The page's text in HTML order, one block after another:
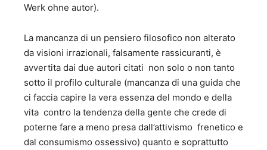
Governo” - Premio alla carriera al Premio internazionale di
passione della ragione” - Avagliano Editore - 2008; 7.
“Dall’impegno al distacco” - Avagliano Editore - 2007; 8.
“Casta Italia” - Avagliano Editore - 2009; 9. “Nessun
dorma” - Avagliano Editore - 2010; 10. “Le luci spente
dell’illuminismo” - Avagliano Editore - 2010; 11. “La forza e
la frode” –Avagliano Editore 2012 12. “Il dispotismo
indulgente” – Avagliano Editore - 2013 13. “EUROCRASH –
Cinquanta ipotesi d’incerto futuro” – Curcio Editore 2014
14. “Debole di costituzione” – Editore Mondadori 2014 15.
Werk ohne autor).
La mancanza di un pensiero filosofico non alterato
da visioni irrazionali, falsamente rassicuranti, è
avvertita dai due autori citati non solo o non tanto
sotto il profilo culturale (mancanza di una guida che
ci faccia capire la vera essenza del mondo e della
vita contro la tendenza della gente che crede di
poterne fare a meno presa dall’attivismo frenetico e
dal consumismo ossessivo) quanto e soprattutto